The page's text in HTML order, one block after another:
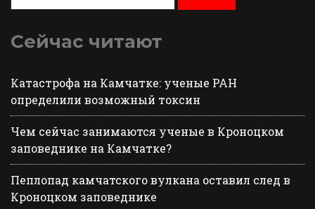
Сейчас читают
Катастрофа на Камчатке: ученые РАН
определили возможный токсин
Чем сейчас занимаются ученые в Кроноцком
заповеднике на Камчатке?
Пеплопад камчатского вулкана оставил след в
Кроноцком заповеднике